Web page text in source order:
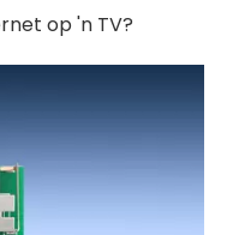
op 'n TV?